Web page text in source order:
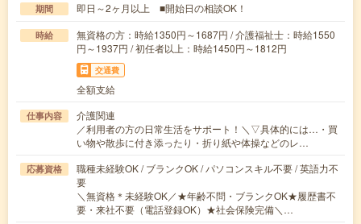
期間 即日～2ヶ月以上 ■開始日の相談OK！
時給
無資格の方：時給1350円～1687円 / 介護福祉士：時給1550
円～1937円 / 初任者以上：時給1450円～1812円
交通費
全額支給
仕事内容
介護関連
／利用者の方の日常生活をサポート！＼▽具体的には…・買
い物や散歩に付き添ったり・折り紙や体操などのレ…
応募資格
職種未経験OK / ブランクOK / パソコンスキル不要 / 英語力不
要
＼無資格＊未経験OK／★年齢不問・ブランクOK★履歴書不
要・来社不要（電話登録OK）★社会保険完備＼…